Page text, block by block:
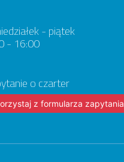
- piątek
- 16:00
o czarter
z formularza zapytania